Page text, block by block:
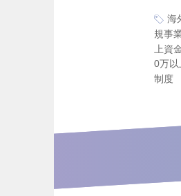
海
規事
上資
0万以
制度